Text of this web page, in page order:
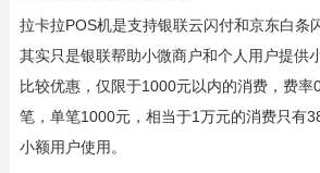
拉卡拉POS机是支持银联云闪付和京东白条
其实只是银联帮助小微商户和个人用户提供
比较优惠，仅限于1000元以内的消费，费率
笔，单笔1000元，相当于1万元的消费只有
小额用户使用。